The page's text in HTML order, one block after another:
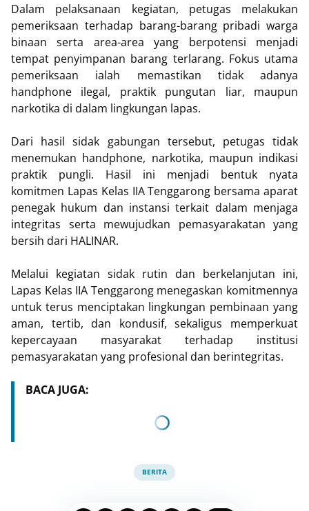
Dalam pelaksanaan kegiatan, petugas melakukan
pemeriksaan terhadap barang-barang pribadi warga
binaan serta area-area yang berpotensi menjadi
tempat penyimpanan barang terlarang. Fokus utama
pemeriksaan ialah memastikan tidak adanya
handphone ilegal, praktik pungutan liar, maupun
narkotika di dalam lingkungan lapas.
Dari hasil sidak gabungan tersebut, petugas tidak
menemukan handphone, narkotika, maupun indikasi
praktik pungli. Hasil ini menjadi bentuk nyata
komitmen Lapas Kelas IIA Tenggarong bersama aparat
penegak hukum dan instansi terkait dalam menjaga
integritas serta mewujudkan pemasyarakatan yang
bersih dari HALINAR.
Melalui kegiatan sidak rutin dan berkelanjutan ini,
Lapas Kelas IIA Tenggarong menegaskan komitmennya
untuk terus menciptakan lingkungan pembinaan yang
aman, tertib, dan kondusif, sekaligus memperkuat
kepercayaan masyarakat terhadap institusi
pemasyarakatan yang profesional dan berintegritas.
BACA JUGA:
BERITA